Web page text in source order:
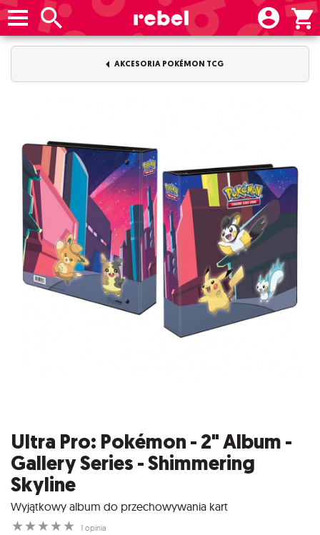
AKCESORIA POKÉMON TCG
Ultra Pro: Pokémon - 2" Album -
Gallery Series - Shimmering
Skyline
Wyjątkowy album do przechowywania kart
☆
☆
☆
☆
☆ 1 opinia